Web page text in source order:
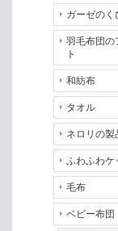
ガーゼのく
羽毛布団の
ト
和紡布
タオル
ネロリの製
ふわふわケ
毛布
ベビー布団